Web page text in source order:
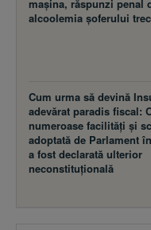
maşina, răspunzi penal
alcoolemia şoferului
Cum urma să devină
adevărat paradis fiscal:
numeroase facilităţi şi
adoptată de Parlament
a fost declarată ulterior
neconstituţională